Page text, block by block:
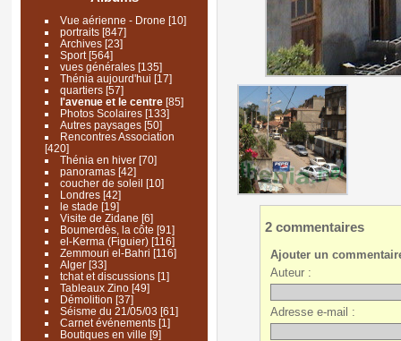
Vue aérienne - Drone [10]
portraits[847]
Archives [23]
Sport[564]
vues générales[135]
Thénia aujourd'hui [17]
quartiers[57]
l'avenue et le centre[85]
Photos Scolaires[133]
Autres paysages[50]
Rencontres Association
[420]
Thénia en hiver[70]
panoramas[42]
coucher de soleil [10]
Londres[42]
le stade [19]
Visite de Zidane [6]
Boumerdès, la côte [91]
el-Kerma (Figuier)[116]
Zemmouri el-Bahri [116]
Alger[33]
tchat et discussions[1]
Tableaux Zino[49]
Démolition [37]
Séisme du 21/05/03 [61]
Carnet événements[1]
Boutiques en ville [9]
2 commentaires
Ajouter un
Auteur :
Adresse e-mail :